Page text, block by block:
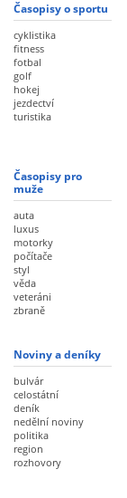
Časopisy o sportu
cyklistika
fitness
fotbal
golf
hokej
jezdectví
turistika
Časopisy pro
muže
auta
luxus
motorky
počítače
styl
věda
veteráni
zbraně
Noviny a deníky
bulvár
celostátní
deník
nedělní noviny
politika
region
rozhovory